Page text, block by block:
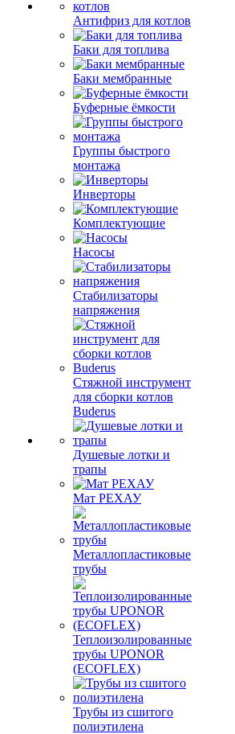
Антифриз для котлов
Баки для топлива
Баки мембранные
Буферные ёмкости
Группы быстрого
монтажа
Инверторы
Комплектующие
Насосы
Стабилизаторы
напряжения
Стяжной инструмент
для сборки котлов
Buderus
Душевые лотки и
трапы
Мат РЕХАУ
Металлопластиковые
трубы
Теплоизолированные
трубы UPONOR
(ECOFLEX)
Трубы из сшитого
полиэтилена